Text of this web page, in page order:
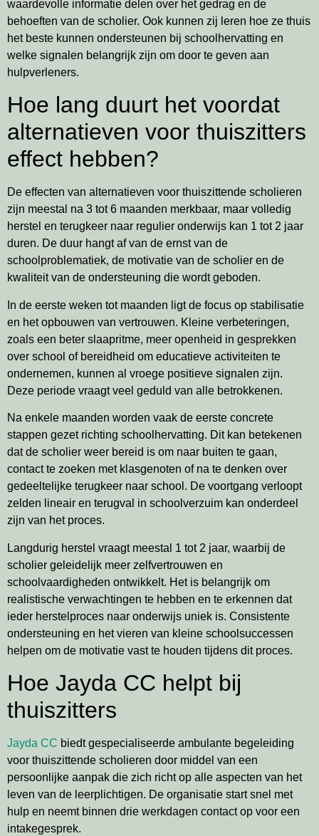
waardevolle informatie delen over het gedrag en de
behoeften van de scholier. Ook kunnen zij leren hoe ze thuis
het beste kunnen ondersteunen bij schoolhervatting en
welke signalen belangrijk zijn om door te geven aan
hulpverleners.
Hoe lang duurt het voordat
alternatieven voor thuiszitters
effect hebben?
De effecten van alternatieven voor thuiszittende scholieren
zijn meestal na 3 tot 6 maanden merkbaar, maar volledig
herstel en terugkeer naar regulier onderwijs kan 1 tot 2 jaar
duren. De duur hangt af van de ernst van de
schoolproblematiek, de motivatie van de scholier en de
kwaliteit van de ondersteuning die wordt geboden.
In de eerste weken tot maanden ligt de focus op stabilisatie
en het opbouwen van vertrouwen. Kleine verbeteringen,
zoals een beter slaapritme, meer openheid in gesprekken
over school of bereidheid om educatieve activiteiten te
ondernemen, kunnen al vroege positieve signalen zijn.
Deze periode vraagt veel geduld van alle betrokkenen.
Na enkele maanden worden vaak de eerste concrete
stappen gezet richting schoolhervatting. Dit kan betekenen
dat de scholier weer bereid is om naar buiten te gaan,
contact te zoeken met klasgenoten of na te denken over
gedeeltelijke terugkeer naar school. De voortgang verloopt
zelden lineair en terugval in schoolverzuim kan onderdeel
zijn van het proces.
Langdurig herstel vraagt meestal 1 tot 2 jaar, waarbij de
scholier geleidelijk meer zelfvertrouwen en
schoolvaardigheden ontwikkelt. Het is belangrijk om
realistische verwachtingen te hebben en te erkennen dat
ieder herstelproces naar onderwijs uniek is. Consistente
ondersteuning en het vieren van kleine schoolsuccessen
helpen om de motivatie vast te houden tijdens dit proces.
Hoe Jayda CC helpt bij
thuiszitters
Jayda CC biedt gespecialiseerde ambulante begeleiding
voor thuiszittende scholieren door middel van een
persoonlijke aanpak die zich richt op alle aspecten van het
leven van de leerplichtigen. De organisatie start snel met
hulp en neemt binnen drie werkdagen contact op voor een
intakegesprek.